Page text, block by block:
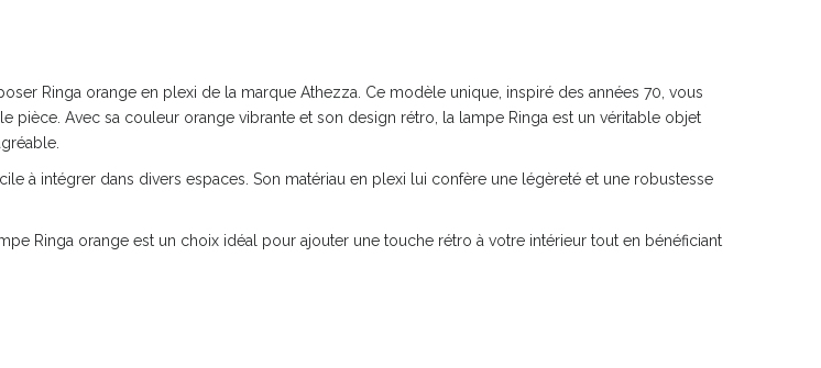
Ringa orange en plexi de la marque Athezza. Ce modèle unique, inspiré des années 70, vous
Avec sa couleur orange vibrante et son design rétro, la lampe Ringa est un véritable objet
à intégrer dans divers espaces. Son matériau en plexi lui confère une légèreté et une robustesse
Ringa orange est un choix idéal pour ajouter une touche rétro à votre intérieur tout en bénéficiant